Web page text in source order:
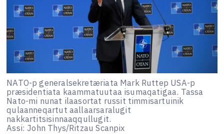
NATO-p generalsekretæriata Mark Ruttep USA-p
præsidentiata kaammatuutaa isumaqatigaa. Tassa
Nato-mi nunat ilaasortat russit timmisartuinik
qulaanneqartut aallaarsaralugit
nakkartitsisinnaaqqullugit.
Assi: John Thys/Ritzau Scanpix